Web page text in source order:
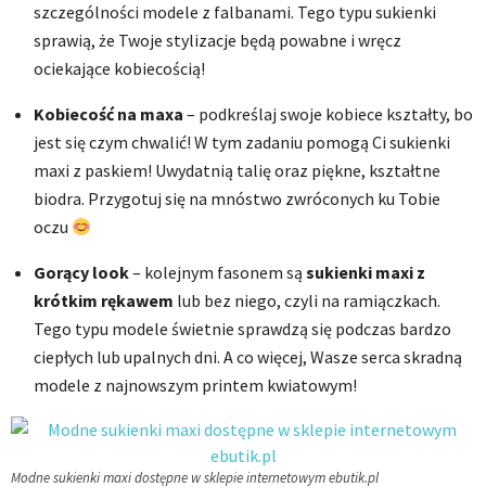
szczególności modele z falbanami. Tego typu sukienki
sprawią, że Twoje stylizacje będą powabne i wręcz
ociekające kobiecością!
Kobiecość na maxa – podkreślaj swoje kobiece kształty, bo
jest się czym chwalić! W tym zadaniu pomogą Ci sukienki
maxi z paskiem! Uwydatnią talię oraz piękne, kształtne
biodra. Przygotuj się na mnóstwo zwróconych ku Tobie
oczu
Gorący look– kolejnym fasonem są sukienki maxi z
krótkim rękawem lub bez niego, czyli na ramiączkach.
Tego typu modele świetnie sprawdzą się podczas bardzo
ciepłych lub upalnych dni. A co więcej, Wasze serca skradną
modele z najnowszym printem kwiatowym!
Modne sukienki maxi dostępne w sklepie internetowym ebutik.pl